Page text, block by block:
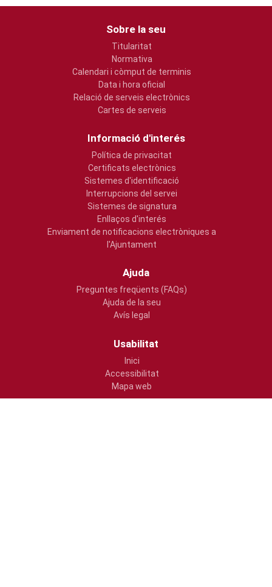
Sobre la seu
Titularitat
Normativa
Calendari i còmput de terminis
Data i hora oficial
Relació de serveis electrònics
Cartes de serveis
Informació d'interés
Política de privacitat
Certificats electrònics
Sistemes d'identificació
Interrupcions del servei
Sistemes de signatura
Enllaços d'interés
Enviament de notificacions electròniques a
l'Ajuntament
Ajuda
Preguntes freqüents (FAQs)
Ajuda de la seu
Avís legal
Usabilitat
Inici
Accessibilitat
Mapa web